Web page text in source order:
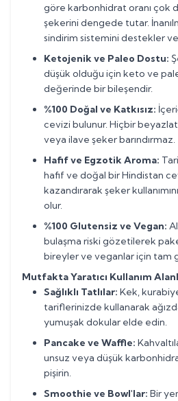
göre karbonhidrat oranı çok
şekerini dengede tutar.
sindirim sistemini destekler
Ketojenik ve Paleo Dostu:
düşük olduğu için keto ve
değerinde bir bileşendir.
%100 Doğal ve Katkısız:
cevizi bulunur. Hiçbir
veya ilave şeker barındırmaz.
Hafif ve Egzotik Aroma:
hafif ve doğal bir Hindistan
kazandırarak şeker
olur.
%100 Glutensiz ve Vegan:
bulaşma riski gözetilerek
bireyler ve veganlar için tam
Mutfakta Yaratıcı Kullanım
Sağlıklı Tatlılar: Kek,
tariflerinizde kullanarak
yumuşak dokular elde edin.
Pancake ve Waffle:
unsuz veya düşük
pişirin.
Smoothie ve Bowl'lar: Bir